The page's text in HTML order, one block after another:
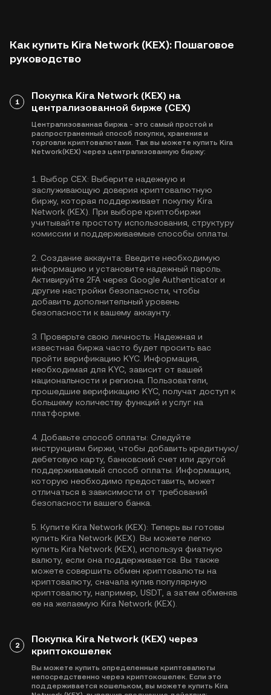
Как купить Kira Network (KEX): Пошаговое
руководство
1
Покупка Kira Network (KEX) на
централизованной бирже (CEX)
Централизованная биржа - это самый простой и
распространенный способ покупки, хранения и
торговли криптовалютами. Так вы можете купить Kira
Network(KEX) через централизованную биржу:
1. Выбор CEX: Выберите надежную и
заслуживающую доверия криптовалютную
биржу, которая поддерживает покупку Kira
Network (KEX). При выборе криптобиржи
учитывайте простоту использования, структуру
комиссии и поддерживаемые способы оплаты.
2. Создание аккаунта: Введите необходимую
информацию и установите надежный пароль.
Активируйте 2FA через Google Authenticator и
другие настройки безопасности, чтобы
добавить дополнительный уровень
безопасности к вашему аккаунту.
3. Проверьте свою личность: Надежная и
известная биржа часто будет просить вас
пройти верификацию KYC . Информация,
необходимая для KYC, зависит от вашей
национальности и региона. Пользователи,
прошедшие верификацию KYC, получат доступ к
большему количеству функций и услуг на
платформе.
4. Добавьте способ оплаты: Следуйте
инструкциям биржи, чтобы добавить кредитную/
дебетовую карту, банковский счет или другой
поддерживаемый способ оплаты. Информация,
которую необходимо предоставить, может
отличаться в зависимости от требований
безопасности вашего банка.
5. Купите Kira Network (KEX): Теперь вы готовы
купить Kira Network (KEX). Вы можете легко
купить Kira Network (KEX), используя фиатную
валюту, если она поддерживается. Вы также
можете совершить обмен криптовалюты на
криптовалюту, сначала купив популярную
криптовалюту, например, USDT , а затем обменяв
ее на желаемую Kira Network (KEX).
2
Покупка Kira Network (KEX) через
криптокошелек
Вы можете купить определенные криптовалюты
непосредственно через криптокошелек. Если это
поддерживается кошельком, вы можете купить Kira